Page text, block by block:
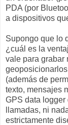
PDA (por
a dispositivos
Supongo que lo
¿cuál es la
vale para grabar
(además de
texto, mensajes
GPS data logger
llamadas, ni
estrictamente